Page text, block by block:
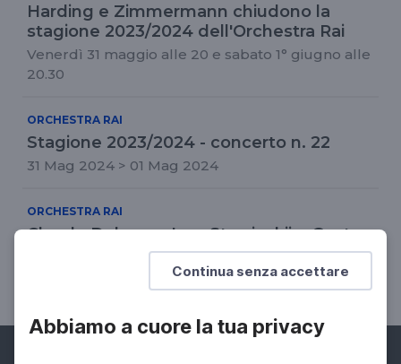
Continua senza accettare
Abbiamo a cuore la tua privacy
Harding e Zimmermann chiudono la
stagione 2023/2024 dell'Orchestra Rai
Venerdì 31 maggio alle 20 e sabato 1° giugno alle
20.30
ORCHESTRA RAI
Stagione 2023/2024 - concerto n. 22
31 Mag 2024 > 01 Mag 2024
ORCHESTRA RAI
Claude Debussy, Igor Stravinskij e Gustav
Il concerto in 2 battute